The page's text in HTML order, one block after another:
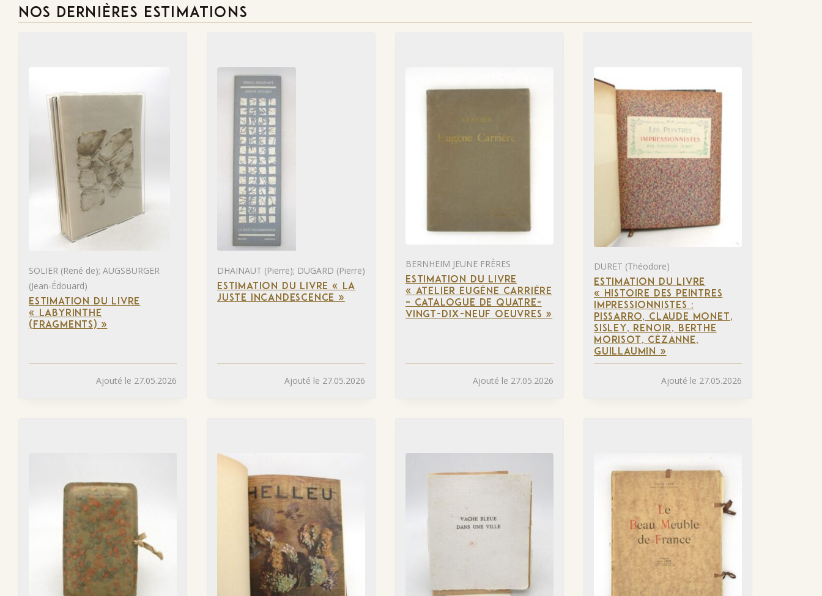
NOS DERNIÈRES ESTIMATIONS
SOLIER (René de); AUGSBURGER
(Jean-Édouard)
ESTIMATION DU LIVRE
« LABYRINTHE
(FRAGMENTS) »
Ajouté le 27.05.2026
DHAINAUT (Pierre); DUGARD (Pierre)
ESTIMATION DU LIVRE « LA
JUSTE INCANDESCENCE »
Ajouté le 27.05.2026
BERNHEIM JEUNE FRÈRES
ESTIMATION DU LIVRE
« ATELIER EUGÈNE CARRIÈRE
– CATALOGUE DE QUATRE-
VINGT-DIX-NEUF OEUVRES »
Ajouté le 27.05.2026
DURET (Théodore)
ESTIMATION DU LIVRE
« HISTOIRE DES PEINTRES
IMPRESSIONNISTES :
PISSARRO, CLAUDE MONET,
SISLEY, RENOIR, BERTHE
MORISOT, CÉZANNE,
GUILLAUMIN »
Ajouté le 27.05.2026